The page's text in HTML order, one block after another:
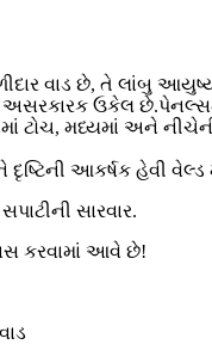
વાડ છે, તે લાંબુ
ઉકેલ
ટોચ, મધ્યમાં અને
આકર્ષક હેવી
સારવાર.
કરવામાં આવે છે!